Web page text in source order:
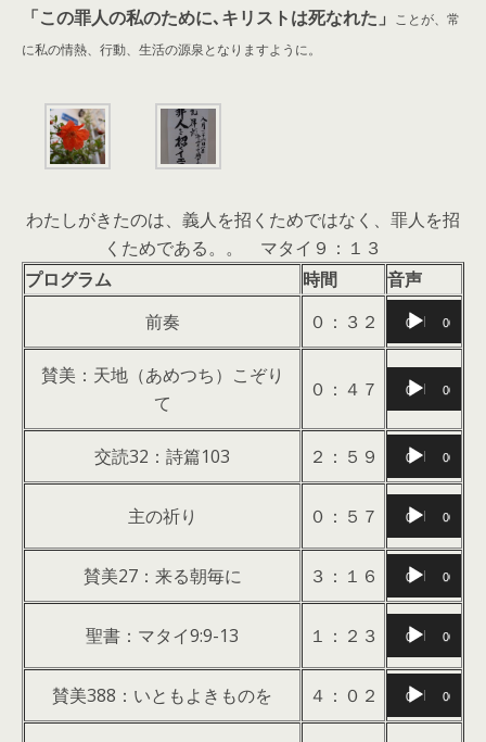
「この罪人の私のために､キリストは死なれた」 ことが、常
に私の情熱、行動、生活の源泉となりますように。
わたしがきたのは、義人を招くためではなく、罪人を招
くためである。。 マタイ９：１３
プログラム
時間
音声
前奏
０：３２
声
プ
ー
ー
00:00 00:00
賛美：天地（あめつち）こぞり
て
０：４７
声
プ
ー
ー
00:00 00:00
交読32：詩篇103 ２：５９
声
レ
ー
ー
00:00 00:00
主の祈り ０：５７
声
レ
ー
ー
00:00 00:00
賛美27：来る朝毎に ３：１６
声
レ
ー
00:00 00:00
聖書：マタイ9:9-13 １：２３
声
レ
00:00 00:00
賛美388：いともよきものを ４：０２
声
00:00 00:00